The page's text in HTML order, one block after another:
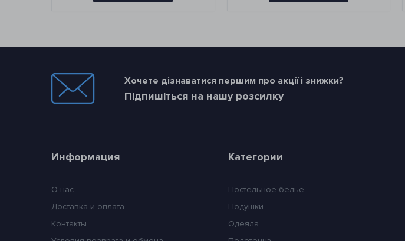
Хочете дізнаватися першим про акції і знижки?
Підпишіться на нашу розсилку
Информация
О нас
Доставка и оплата
Контакты
Категории
Постельное белье
Подушки
Одеяла